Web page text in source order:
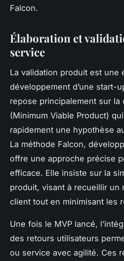
Falcon.
Élaboration et
service
La validation produit est une
développement d’une start-
repose principalement sur la
(Minimum Viable Product)
rapidement une hypothèse
La méthode Falcon,
offre une approche précise
efficace. Elle insiste sur la
produit, visant à recueillir un
client tout en minimisant les
Une fois le MVP lancé,
des retours utilisateurs
ou service avec agilité. Ces